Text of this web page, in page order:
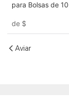
para Bolsas de
de $
Aviar